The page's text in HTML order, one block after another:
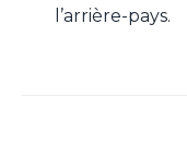
l’arrière-pays.